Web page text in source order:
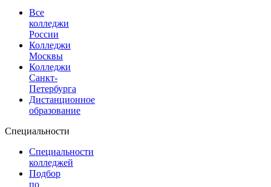
Все
колледжи
России
Колледжи
Москвы
Колледжи
Санкт-
Петербурга
Дистанционное
образование
Специальности
Специальности
колледжей
Подбор
по